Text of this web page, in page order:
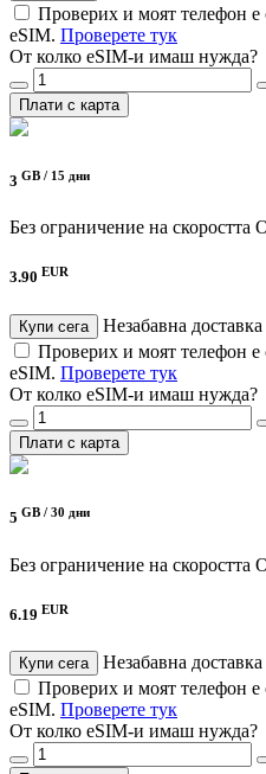
Проверих и моят телефон е
eSIM. Проверете тук
От колко eSIM-и имаш нужда?
Плати с карта
3 GB / 15 дни
Без ограничение на скоростта
3.90 EUR
Купи сега
Незабавна
Проверих и моят телефон е
eSIM. Проверете тук
От колко eSIM-и имаш нужда?
Плати с карта
5 GB / 30 дни
Без ограничение на скоростта
6.19 EUR
Купи сега
Незабавна
Проверих и моят телефон е
eSIM. Проверете тук
От колко eSIM-и имаш нужда?